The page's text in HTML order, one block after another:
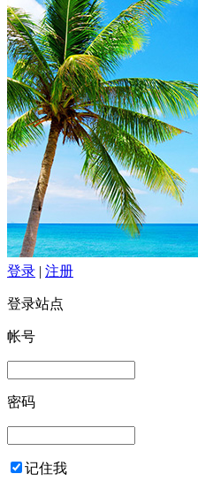
登录 | 注册
登录站点
帐号
密码
记住我